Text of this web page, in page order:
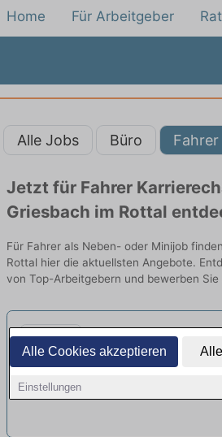
Alle Cookies akzeptieren
Einstellungen
Home Für Arbeitgeber
Alle Jobs Büro Fahrer
Jetzt für Fahrer
Griesbach im Rottal
Für Fahrer als Neben- oder Minijob
Rottal hier die aktuellsten Angebote.
von Top-Arbeitgebern und bewerben
Verkäuferin (m/
Gusti Leder GmbH |